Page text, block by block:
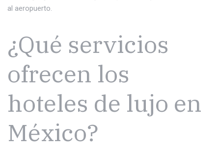
al aeropuerto.
¿Qué servicios
ofrecen los
hoteles de lujo en
México?